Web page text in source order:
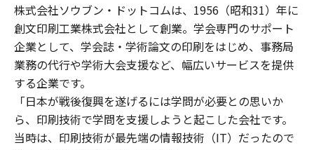
株式会社ソウブン・ドットコムは、1956（昭和31）年に
創文印刷工業株式会社として創業。学会専門のサポート
企業として、学会誌・学術論文の印刷をはじめ、事務局
業務の代行や学術大会支援など、幅広いサービスを提供
する企業です。
「日本が戦後復興を遂げるには学問が必要との思いか
ら、印刷技術で学問を支援しようと起こした会社です。
当時は、印刷技術が最先端の情報技術（IT）だったので